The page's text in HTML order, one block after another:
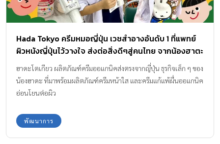
Hada Tokyo ครีมหมอญี่ปุ่น เวชสำอางอันดับ 1 ที่แพทย์
ผิวหนังญี่ปุ่นไว้วางใจ ส่งต่อสิ่งดีๆสู่คนไทย จากน้องฮาตะ
ฮานะ
ฮาดะโตเกียว ผลิตภัณฑ์ครีมออแกนิคส่งตรงจากญี่ปุ่น ธุรกิจเล็ก ๆ ของ
น้องฮาดะ ที่มาพร้อมผลิตภัณฑ์ครีมหน้าใส และครีมแก้แพ้ผื่นออแกนิค
อ่อนโยนต่อผิว
พัฒนาการ